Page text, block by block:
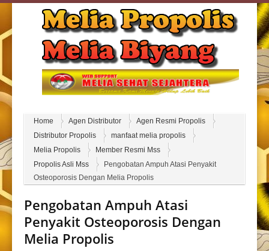
Home Agen Distributor
Agen Resmi Propolis
Distributor Propolis
manfaat melia propolis
Melia Propolis
Member Resmi Mss
Propolis Asli Mss
Pengobatan Ampuh Atasi Penyakit
Osteoporosis Dengan Melia Propolis
Pengobatan Ampuh Atasi
Penyakit Osteoporosis Dengan
Melia Propolis